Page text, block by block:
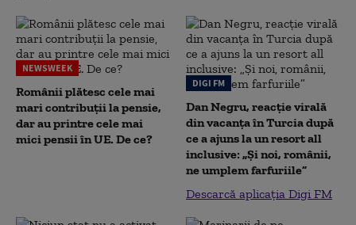
NEWSWEEK
Românii plătesc cele mai
mari contribuții la pensie,
dar au printre cele mai
mici pensii în UE. De ce?
DIGI FM
Dan Negru, reacție virală
din vacanța în Turcia după
ce a ajuns la un resort all
inclusive: „Și noi, românii,
ne umplem farfuriile”
Descarcă aplicația Digi FM